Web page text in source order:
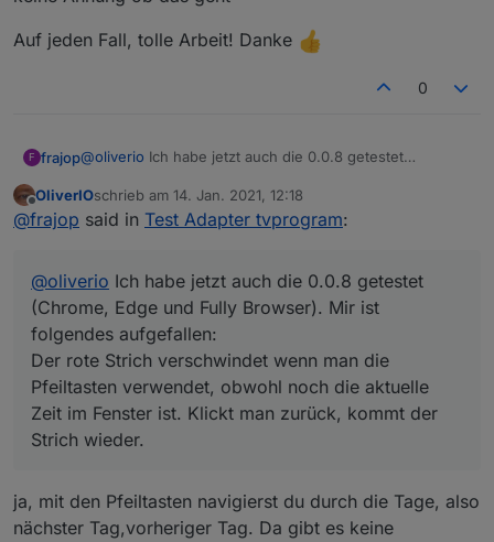
Auf jeden Fall, tolle Arbeit! Danke
0
F frajop@oliverio Ich habe jetzt auch die 0.0.8 getestet
aufgefallen:
Der rote Strich verschwindet wenn man die Pfeiltasten
Die Senderliste links bzw. die Pfeil- und Zoom Buttons
verschwinden beim Scrollen, wenn das Fenster
schmaller ist als das Widget selbst.
Das Popup Fenster ist für kleinere Mobilgeräte zu groß.
Vielleicht kann man das Bild über oder unter den Text
keine Ahnung ob das geht
Offline
OliverIOschrieb am 14. Jan. 2021, 12:18
zuletzt editiert von
@frajop said in Test Adapter tvprogram:
@oliverio Ich habe jetzt auch die 0.0.8 getestet
(Chrome, Edge und Fully Browser). Mir ist
folgendes aufgefallen:
Der rote Strich verschwindet wenn man die
Pfeiltasten verwendet, obwohl noch die aktuelle
Zeit im Fenster ist. Klickt man zurück, kommt der
Strich wieder.
ja, mit den Pfeiltasten navigierst du durch die Tage, also
nächster Tag,vorheriger Tag. Da gibt es keine